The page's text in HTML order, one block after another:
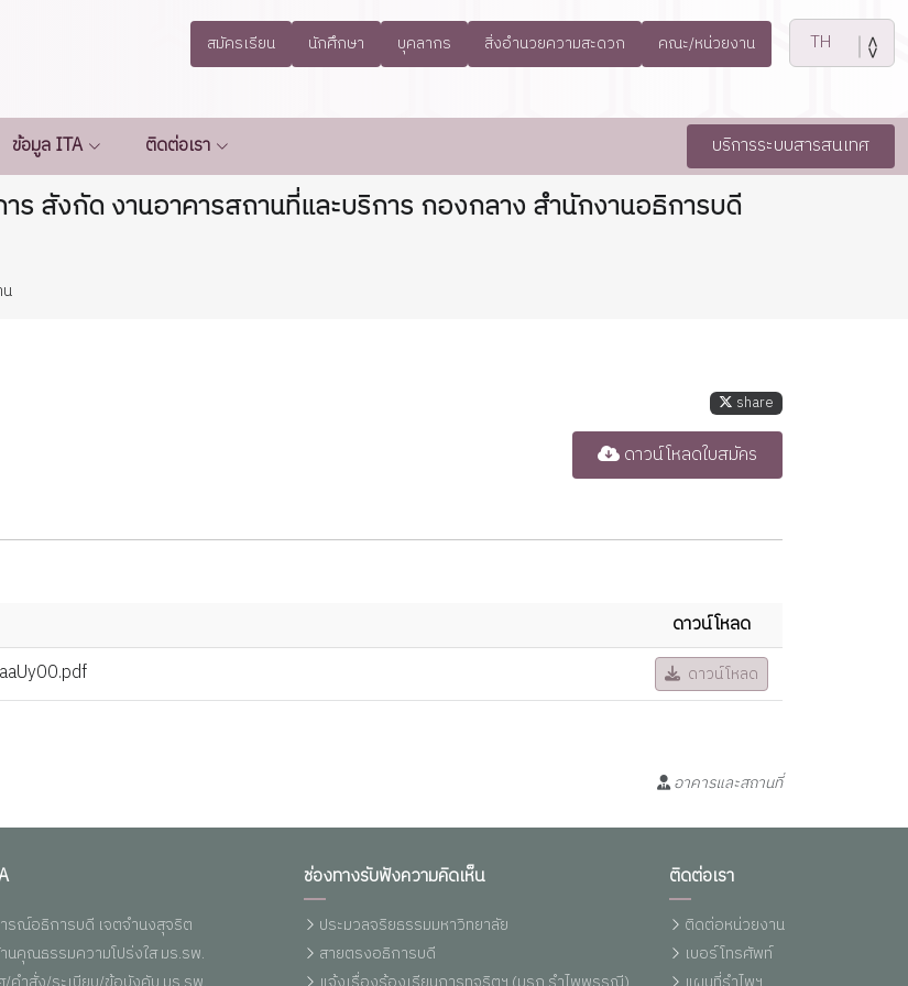
สมัครเรียน นักศึกษา บุคลากร สิ่งอำนวยความสะดวก คณะ/หน่วยงาน
ข้อมูล ITA ติดต่อเรา บริการระบบสารสนเทศ
ร สังกัด งานอาคารสถานที่และบริการ กองกลาง สำนักงานอธิการบดี
share
ดาวน์โหลดใบสมัคร
ดาวน์โหลด
ดาวน์โหลด
อาคารและสถานที่
รณ์อธิการบดี เจตจำนงสุจริต
นคุณธรรมความโปร่งใส มร.รพ.
ช่องทางรับฟังความคิดเห็น
ประมวลจริยธรรมมหาวิทยาลัย
สายตรงอธิการบดี
ติดต่อเรา
ติดต่อหน่วยงาน
เบอร์โทรศัพท์